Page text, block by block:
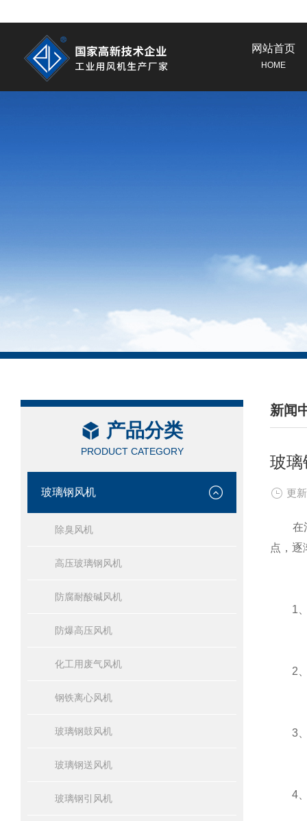
网站首页
HOME
产品分类
PRODUCT CATEGORY
玻璃钢风机
除臭风机
高压玻璃钢风机
防腐耐酸碱风机
防爆高压风机
化工用废气风机
钢铁离心风机
玻璃钢鼓风机
玻璃钢送风机
玻璃钢引风机
新闻
/
玻璃
更
在污
点，逐
1、
2、
3、
4、